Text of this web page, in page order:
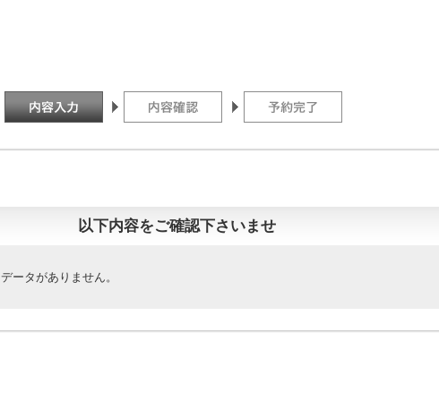
以下内容をご確認下さいませ
データがありません。